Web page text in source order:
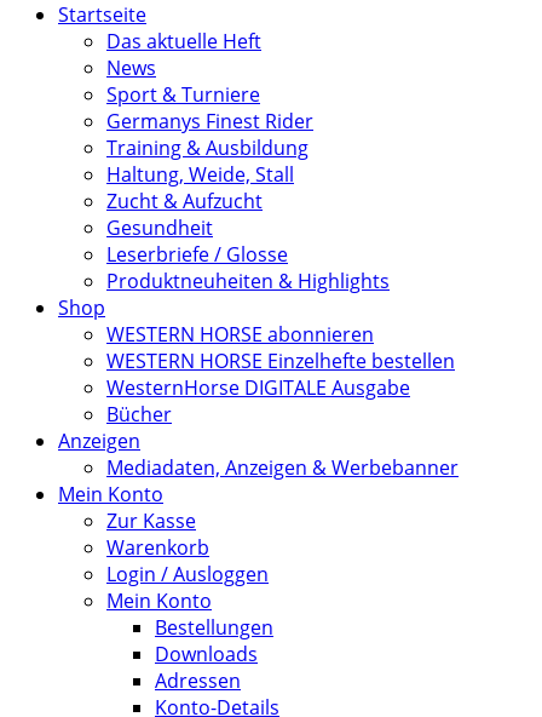
Startseite
Das aktuelle Heft
News
Sport & Turniere
Germanys Finest Rider
Training & Ausbildung
Haltung, Weide, Stall
Zucht & Aufzucht
Gesundheit
Leserbriefe / Glosse
Produktneuheiten & Highlights
Shop
WESTERN HORSE abonnieren
WESTERN HORSE Einzelhefte bestellen
WesternHorse DIGITALE Ausgabe
Bücher
Anzeigen
Mediadaten, Anzeigen & Werbebanner
Mein Konto
Zur Kasse
Warenkorb
Login / Ausloggen
Mein Konto
Bestellungen
Downloads
Adressen
Konto-Details